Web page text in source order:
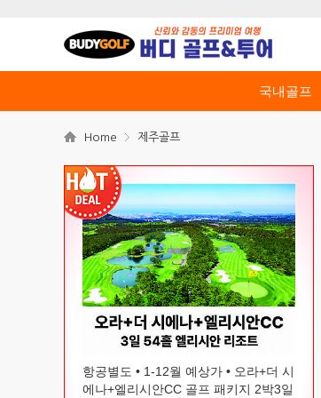
국내골프
Home
제주골프
항공별도 • 1-12월 예상가 • 오라+더 시
에나+엘리시안CC 골프 패키지 2박3일